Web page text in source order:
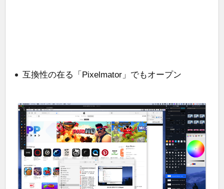
互換性の在る「Pixelmator」でもオープン